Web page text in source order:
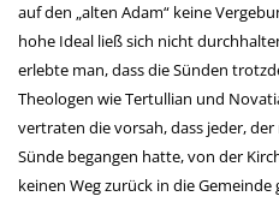
auf den „alten Adam“ keine
hohe Ideal ließ sich nicht
erlebte man, dass die Sünden
Theologen wie Tertullian und
vertraten die vorsah, dass jeder,
Sünde begangen hatte, von der
keinen Weg zurück in die